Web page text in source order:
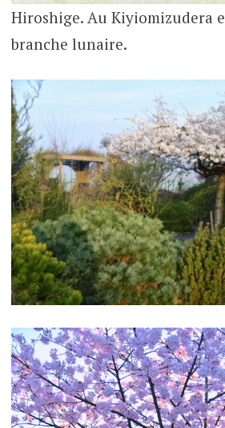
Hiroshige. Au Kiyiomizudera
branche lunaire.